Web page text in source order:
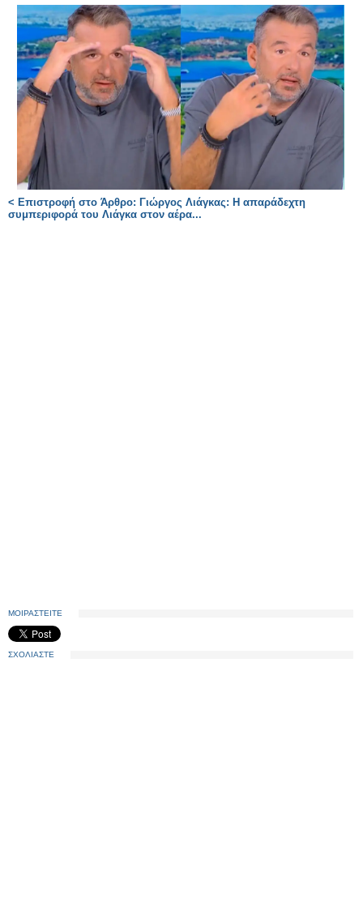
< Επιστροφή στο Άρθρο: Γιώργος Λιάγκας: Η απαράδεχτη
συμπεριφορά του Λιάγκα στον αέρα...
ΜΟΙΡΑΣΤΕΙΤΕ
ΣΧΟΛΙΑΣΤΕ